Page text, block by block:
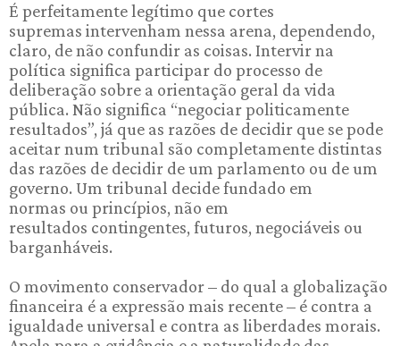
É perfeitamente legítimo que cortes
supremas intervenham nessa arena, dependendo,
claro, de não confundir as coisas. Intervir na
política significa participar do processo de
deliberação sobre a orientação geral da vida
pública. Não significa “negociar politicamente
resultados”, já que as razões de decidir que se pode
aceitar num tribunal são completamente distintas
das razões de decidir de um parlamento ou de um
governo. Um tribunal decide fundado em
normas ou princípios, não em
resultados contingentes, futuros, negociáveis ou
barganháveis.
O movimento conservador – do qual a globalização
financeira é a expressão mais recente – é contra a
igualdade universal e contra as liberdades morais.